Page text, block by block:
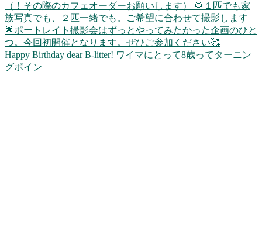
Happy Birthday dear B-litter! ワイマにとって8歳ってターニン
グポイン